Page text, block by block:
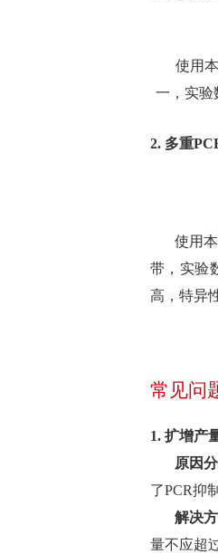
使用
一，实验
2. 多重
使用
带，实验
高，特异
常见问
1. 扩增产
原因
了PCR抑
解决
量不应超